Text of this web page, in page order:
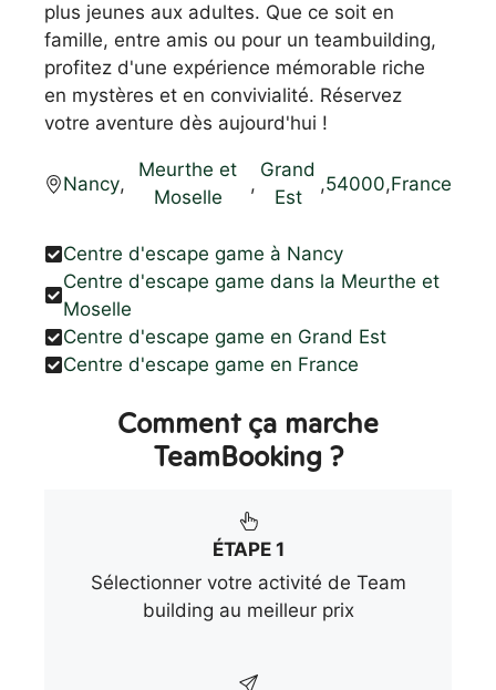
plus jeunes aux adultes. Que ce soit en
famille, entre amis ou pour un teambuilding,
profitez d'une expérience mémorable riche
en mystères et en convivialité. Réservez
votre aventure dès aujourd'hui !
Nancy,
Meurthe et
Moselle
,
Grand
Est
,54000,France
Centre d'escape game à Nancy
Centre d'escape game dans la Meurthe et
Moselle
Centre d'escape game en Grand Est
Centre d'escape game en France
Comment ça marche
TeamBooking ?
ÉTAPE 1
Sélectionner votre activité de Team
building au meilleur prix